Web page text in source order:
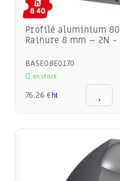
Profilé aluminium
Rainure 8 mm – 2N -
BASE08E0170
en stock
76,26 €ht